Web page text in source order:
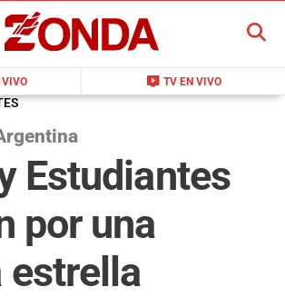
VIVO live_tv TV EN VIVO
BUSCAR
Estudiantes
por una
estrella